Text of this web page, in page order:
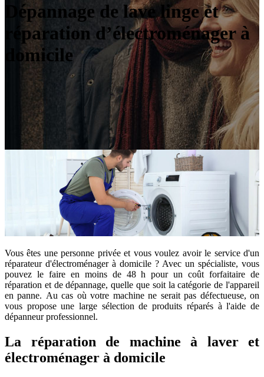
Dépannage de lave linge et
réparation d’électroménager à
domicile
Vous êtes une personne privée et vous voulez avoir le service d'un
réparateur d'électroménager à domicile ? Avec un spécialiste, vous
pouvez le faire en moins de 48 h pour un coût forfaitaire de
réparation et de dépannage, quelle que soit la catégorie de l'appareil
en panne. Au cas où votre machine ne serait pas défectueuse, on
vous propose une large sélection de produits réparés à l'aide de
dépanneur professionnel.
La réparation de machine à laver et
électroménager à domicile